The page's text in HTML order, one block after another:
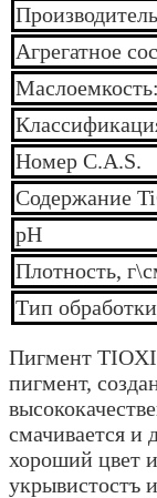
Агрегатное
Маслоемкость:
Номер C.A.S.
Содержание
рН
Плотность,
Тип
Пигмент
пигмент,
смачивается и
хороший цвет
укрывистостъ